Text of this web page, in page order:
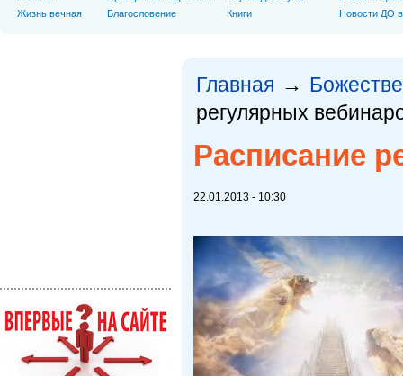
Главная →
регулярных
Расписание
22.01.2013 - 10:30
Жизнь вечная
Благословение
Книги
Новости ДО